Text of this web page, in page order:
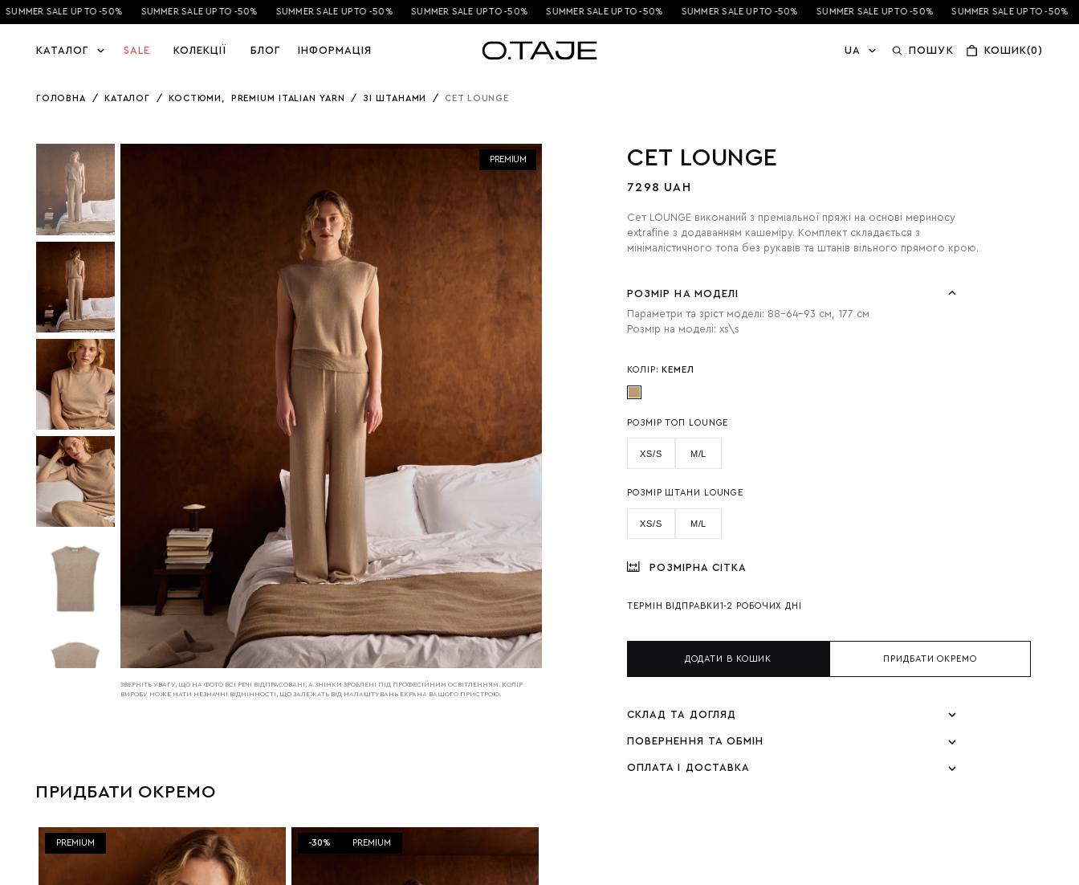
SALE UP TO -50% SUMMER SALE UP TO -50% SUMMER SALE UP TO -50% SUMMER SALE UP TO -50% SUMMER SALE UP TO -50% SUMMER SALE UP TO -50% SUMMER SALE UP TO -50% SUMMER SALE UP TO -50%
КАТАЛОГ SALE КОЛЕКЦІЇ БЛОГ ІНФОРМАЦІЯ UA ПОШУК КОШИК(0)
ГОЛОВНА / КАТАЛОГ / КОСТЮМИ PREMIUM ITALIAN YARN / ЗІ ШТАНАМИ / СЕТ LOUNGE
ЗВЕРНІТЬ УВАГУ, ЩО НА ФОТО ВСІ РЕЧІ ВІДПРАСОВАНІ, А ЗНІМКИ ЗРОБЛЕНІ ПІД ПРОФЕСІЙНИМ ОСВІТЛЕННЯМ. КОЛІР
ВИРОБУ МОЖЕ МАТИ НЕЗНАЧНІ ВІДМІННОСТІ, ЩО ЗАЛЕЖАТЬ ВІД НАЛАШТУВАНЬ ЕКРАНА ВАШОГО ПРИСТРОЮ.
PREMIUM СЕТ LOUNGE
7298 UAH
Сет LOUNGE виконаний з преміальної пряжі на основі мериносу
extrafine з додаванням кашеміру. Комплект складається з
мінімалістичного топа без рукавів та штанів вільного прямого крою.
РОЗМІР НА МОДЕЛІ
Параметри та зріст моделі: 88-64-93 см, 177 см
Розмір на моделі: xs\s
КОЛІР: КЕМЕЛ
РОЗМІР ТОП LOUNGE
XS/S M/L
РОЗМІР ШТАНИ LOUNGE
XS/S M/L
РОЗМІРНА СІТКА
ТЕРМІН ВІДПРАВКИ1-2 РОБОЧИХ ДНІ
ДОДАТИ В КОШИК ПРИДБАТИ ОКРЕМО
СКЛАД ТА ДОГЛЯД
ПОВЕРНЕННЯ ТА ОБМІН
ОПЛАТА І ДОСТАВКА
ПРИДБАТИ ОКРЕМО
PREMIUM -30% PREMIUM